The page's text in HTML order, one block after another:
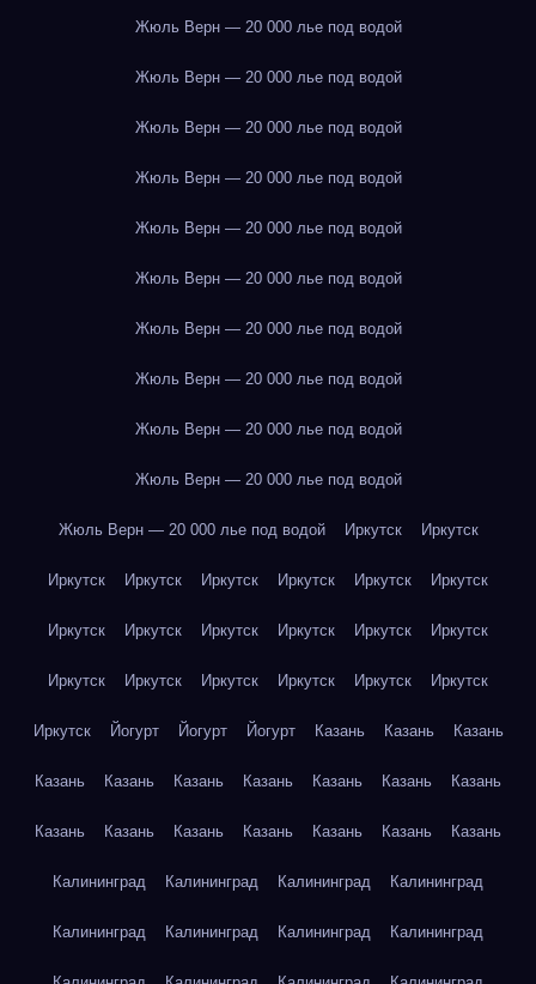
Жюль Верн — 20 000 лье под водой
Жюль Верн — 20 000 лье под водой
Жюль Верн — 20 000 лье под водой
Жюль Верн — 20 000 лье под водой
Жюль Верн — 20 000 лье под водой
Жюль Верн — 20 000 лье под водой
Жюль Верн — 20 000 лье под водой
Жюль Верн — 20 000 лье под водой
Жюль Верн — 20 000 лье под водой
Жюль Верн — 20 000 лье под водой
Жюль Верн — 20 000 лье под водой Иркутск Иркутск
Иркутск Иркутск Иркутск Иркутск Иркутск Иркутск
Иркутск Иркутск Иркутск Иркутск Иркутск Иркутск
Иркутск Иркутск Иркутск Иркутск Иркутск Иркутск
Иркутск Йогурт Йогурт Йогурт Казань Казань Казань
Казань Казань Казань Казань Казань Казань Казань
Казань Казань Казань Казань Казань Казань Казань
Калининград Калининград Калининград Калининград
Калининград Калининград Калининград Калининград